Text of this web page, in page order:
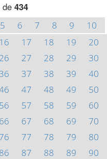
de 434
5 6 7 8 9
10
16 17 18 19
20
26 27 28 29
30
36 37 38 39
40
47 48 49
50
56 57 58 59
60
66 67 68 69
70
76 77 78 79
80
86 87 88 89
90